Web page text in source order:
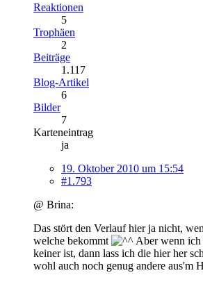
Reaktionen
5
Trophäen
2
Beiträge
1.117
Blog-Artikel
6
Bilder
7
Karteneintrag
ja
19. Oktober 2010 um 15:54
#1.793
@ Brina:
Das stört den Verlauf hier ja nicht,
welche bekommt
Aber wenn ich
keiner ist, dann lass ich die hier her
wohl auch noch genug andere aus'm